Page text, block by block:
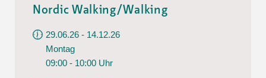
Nordic Walking/Walking
29.06.26 - 14.12.26
Montag
09:00 - 10:00 Uhr